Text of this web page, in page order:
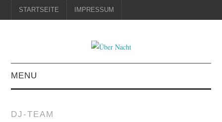
STARTSEITE IMPRESSUM
MENU
DJ-TEAM